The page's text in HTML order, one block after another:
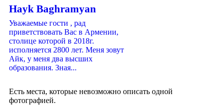
Есть места, которые невозможно описать одной
фотографией.
Hayk Baghramyan
Уважаемые гости , рад
приветствовать Вас в Армении,
столице которой в 2018г.
исполняется 2800 лет. Меня зовут
Айк, у меня два высших
образования. Зная...